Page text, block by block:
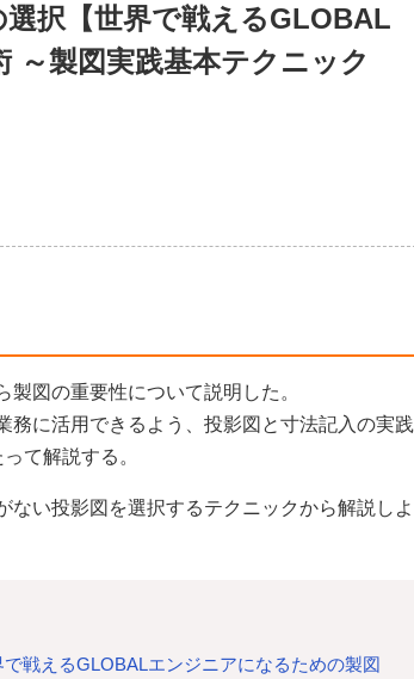
択【世界で戦えるGLOBAL
～製図実践基本テクニック
図の重要性について説明した。
務に活用できるよう、投影図と寸法記入の実践
て解説する。
ない投影図を選択するテクニックから解説しよ
戦えるGLOBALエンジニアになるための製図